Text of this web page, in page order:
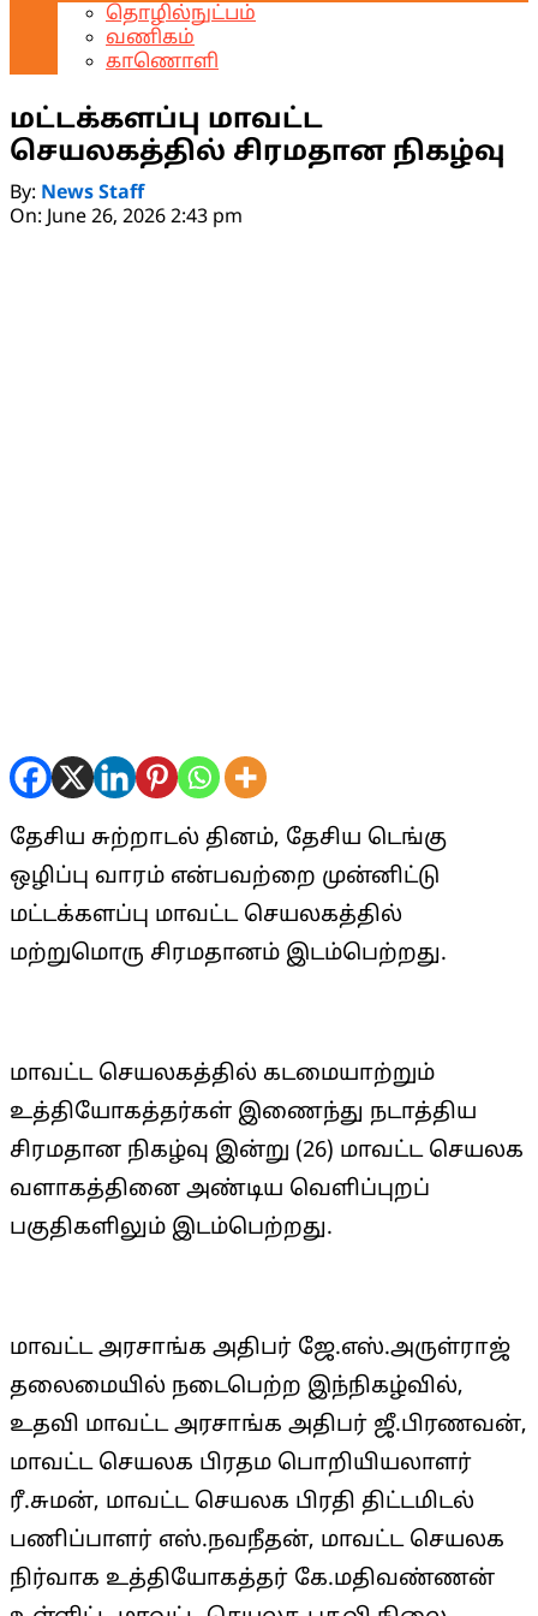
தொழில்நுட்பம்
வணிகம்
காணொளி
மட்டக்களப்பு மாவட்ட
செயலகத்தில் சிரமதான நிகழ்வு
By: News Staff
On: June 26, 2026 2:43 pm
தேசிய சுற்றாடல் தினம், தேசிய டெங்கு
ஒழிப்பு வாரம் என்பவற்றை முன்னிட்டு
மட்டக்களப்பு மாவட்ட செயலகத்தில்
மற்றுமொரு சிரமதானம் இடம்பெற்றது.
மாவட்ட செயலகத்தில் கடமையாற்றும்
உத்தியோகத்தர்கள் இணைந்து நடாத்திய
சிரமதான நிகழ்வு இன்று (26) மாவட்ட செயலக
வளாகத்தினை அண்டிய வெளிப்புறப்
பகுதிகளிலும் இடம்பெற்றது.
மாவட்ட அரசாங்க அதிபர் ஜே.எஸ்.அருள்ராஜ்
தலைமையில் நடைபெற்ற இந்நிகழ்வில்,
உதவி மாவட்ட அரசாங்க அதிபர் ஜீ.பிரணவன்,
மாவட்ட செயலக பிரதம பொறியியலாளர்
ரீ.சுமன், மாவட்ட செயலக பிரதி திட்டமிடல்
பணிப்பாளர் எஸ்.நவநீதன், மாவட்ட செயலக
நிர்வாக உத்தியோகத்தர் கே.மதிவண்ணன்